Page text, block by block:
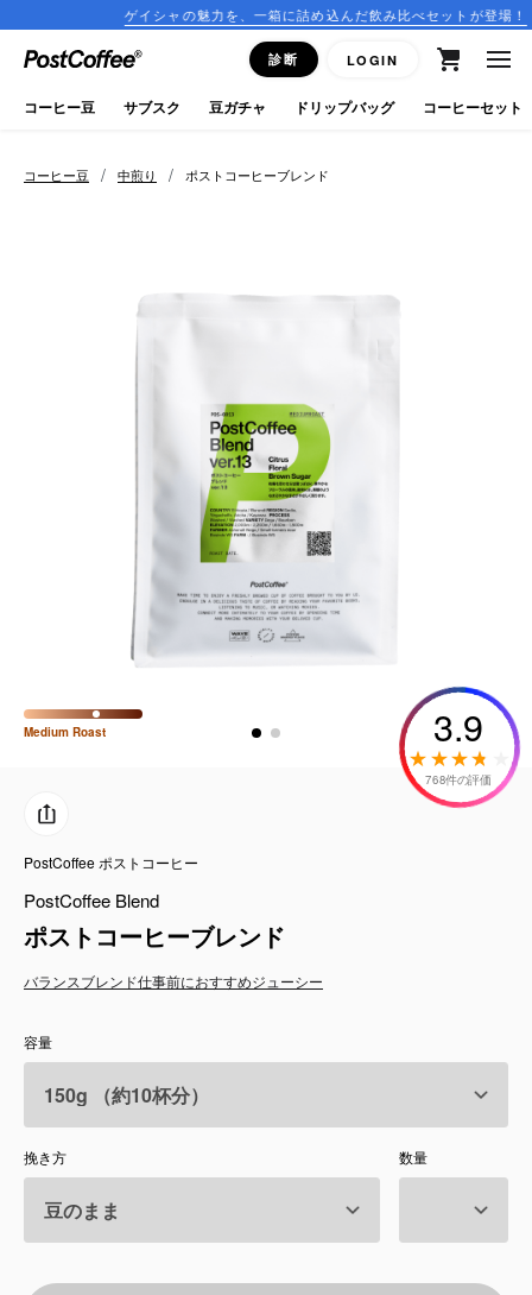
ゲイシャの魅力を、一箱に詰め込んだ飲み比べセットが登場！
診断 LOGIN
close
ログイン
新規会員登録
keyboard_arrow_right
ミルク・フード類
CFFBNS
リキッド
特集
卸販売
コーヒーのサブスク
サービス
お知らせ
よくある質問
コーヒー豆 / 中煎り / ポストコーヒーブレンド
Medium Roast 3.9
768件の評価
PostCoffee ポストコーヒー
PostCoffee Blend
ポストコーヒーブレンド
バランスブレンド仕事前におすすめジューシー
容量
挽き方 数量
コーヒー豆 サブスク 豆ガチャ ドリップバッグ コーヒーセット